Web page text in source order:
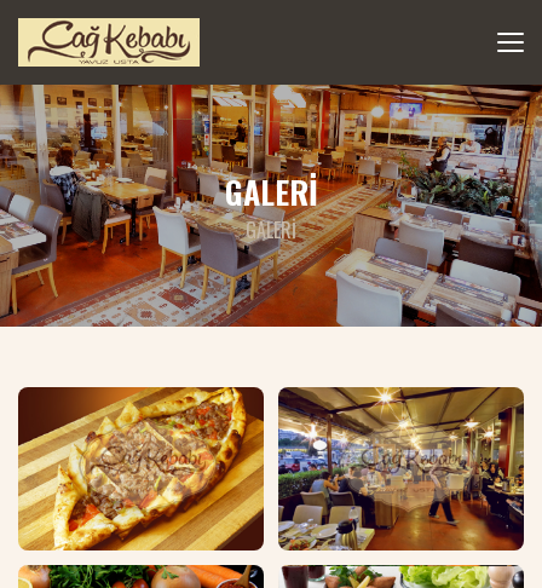
GALERİ
GALERI